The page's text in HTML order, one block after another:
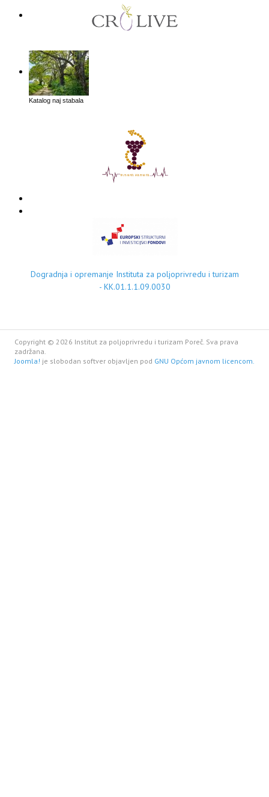
Katalog naj stabala
Dogradnja i opremanje Instituta za poljoprivredu i turizam
- KK.01.1.1.09.0030
Copyright © 2026 Institut za poljoprivredu i turizam Poreč. Sva prava
zadržana.
Joomla! je slobodan softver objavljen pod GNU Općom javnom licencom.